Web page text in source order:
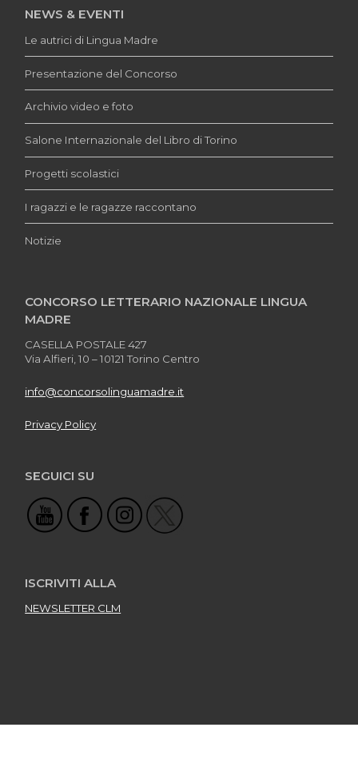
NEWS & EVENTI
Le autrici di Lingua Madre
Presentazione del Concorso
Archivio video e foto
Salone Internazionale del Libro di Torino
Progetti scolastici
I ragazzi e le ragazze raccontano
Notizie
CONCORSO LETTERARIO NAZIONALE LINGUA
MADRE
CASELLA POSTALE 427
Via Alfieri, 10 – 10121 Torino Centro
info@concorsolinguamadre.it
Privacy Policy
SEGUICI SU
ISCRIVITI ALLA
NEWSLETTER CLM